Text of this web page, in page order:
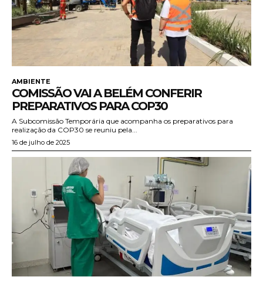
AMBIENTE
COMISSÃO VAI A BELÉM CONFERIR
PREPARATIVOS PARA COP30
A Subcomissão Temporária que acompanha os preparativos para
realização da COP30 se reuniu pela...
16 de julho de 2025